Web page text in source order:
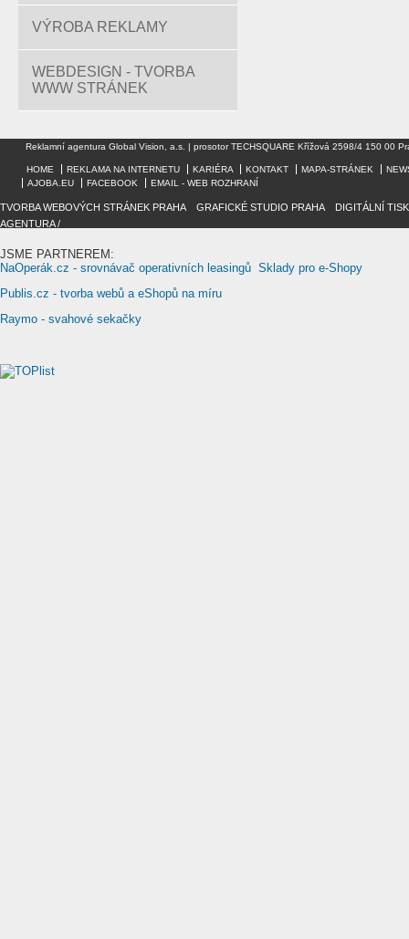
VÝROBA REKLAMY
WEBDESIGN - TVORBA
WWW STRÁNEK
Reklamní agentura Global Vision, a.s. | prosotor TECHSQUARE Křížová 2598/4 150 00
HOME REKLAMA NA INTERNETU KARIÉRA KONTAKT MAPA-STRÁNEK
AJOBA.EU
FACEBOOK EMAIL - WEB ROZHRANÍ
TVORBA WEBOVÝCH STRÁNEK PRAHA GRAFICKÉ STUDIO PRAHA
DIGITÁLNÍ
AGENTURA /
JSME PARTNEREM:
NaOperák.cz - srovnávač operativních leasingů Sklady pro e-Shopy
Publis.cz - tvorba webů a eShopů na míru
Raymo - svahové sekačky